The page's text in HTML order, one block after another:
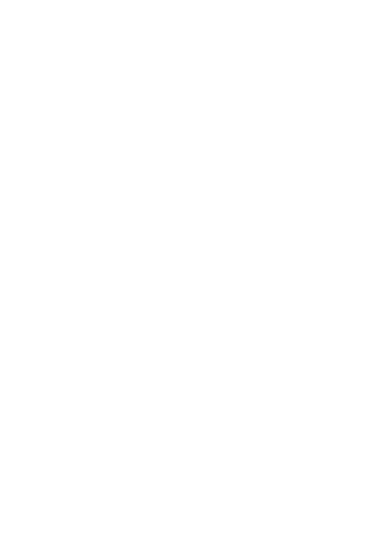
EUR 227,00
Jahren: EUR 299,00
siebzehn Jahren: EUR 394,00
endet spätestens, wenn
fordert die